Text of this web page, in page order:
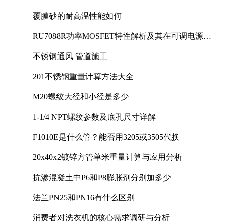
覆膜砂的耐高温性能如何
RU7088R功率MOSFET特性解析及其在可调电源设
不锈钢通风 管道施工
201不锈钢重量计算方法大全
M20螺纹大径和小径是多少
1-1/4 NPT螺纹参数及底孔尺寸详解
F1010E是什么管？能否用3205或3505代换
20x40x2镀锌方管单米重量计算与应用分析
抗渗混凝土中P6和P8膨胀剂分别加多少
法兰PN25和PN16有什么区别
消费者对洗衣机的核心需求调研与分析